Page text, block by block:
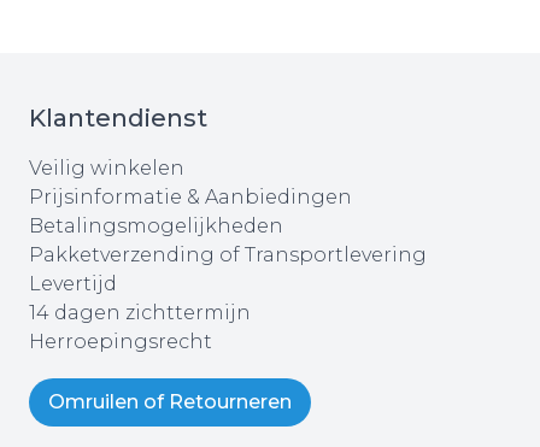
Klantendienst
Veilig winkelen
Prijsinformatie & Aanbiedingen
Betalingsmogelijkheden
Pakketverzending of Transportlevering
Levertijd
14 dagen zichttermijn
Herroepingsrecht
Omruilen of Retourneren